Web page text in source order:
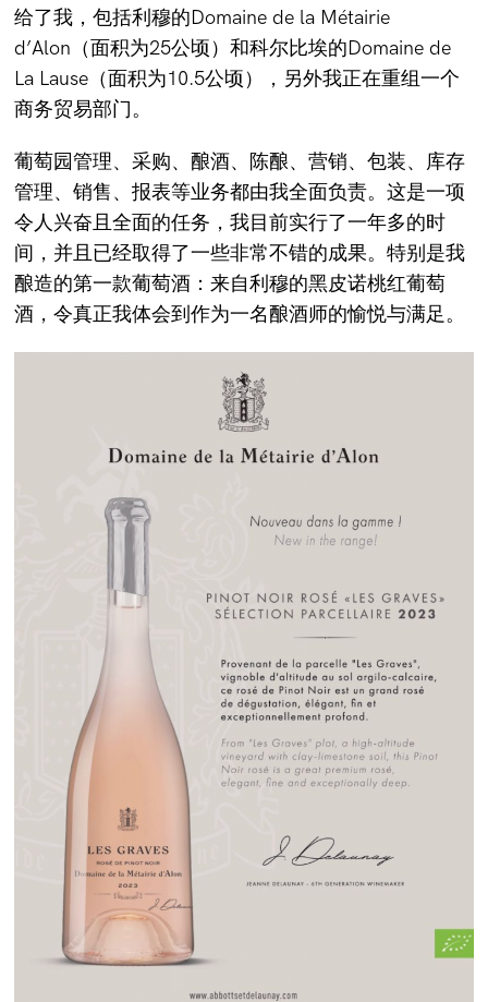
给了我，包括利穆的Domaine de la Métairie
d’Alon（面积为25公顷）和科尔比埃的Domaine de
La Lause（面积为10.5公顷），另外我正在重组一个
商务贸易部门。
葡萄园管理、采购、酿酒、陈酿、营销、包装、库存
管理、销售、报表等业务都由我全面负责。这是一项
令人兴奋且全面的任务，我目前实行了一年多的时
间，并且已经取得了一些非常不错的成果。特别是我
酿造的第一款葡萄酒：来自利穆的黑皮诺桃红葡萄
酒，令真正我体会到作为一名酿酒师的愉悦与满足。